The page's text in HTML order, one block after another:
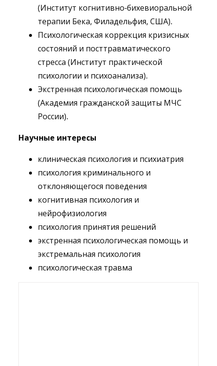
(Институт когнитивно-бихевиоральной
терапии Бека, Филадельфия, США).
Психологическая коррекция кризисных
состояний и посттравматического
стресса (Институт практической
психологии и психоанализа).
Экстренная психологическая помощь
(Академия гражданской защиты МЧС
России).
Научные интересы
клиническая психология и психиатрия
психология криминального и
отклоняющегося поведения
когнитивная психология и
нейрофизиология
психология принятия решений
экстренная психологическая помощь и
экстремальная психология
психологическая травма